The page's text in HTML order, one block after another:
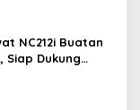
NC212i Buatan
Siap Dukung